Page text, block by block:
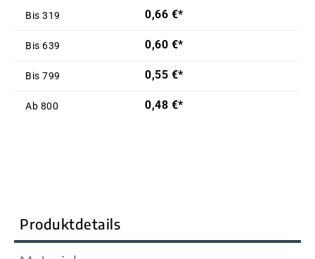
Bis 319 0,66 €*
Bis 639 0,60 €*
Bis 799 0,55 €*
Ab 800 0,48 €*
Produktdetails